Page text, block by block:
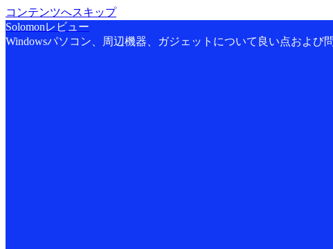
コンテンツへスキップ
Solomonレビュー
Windowsパソコン、周辺機器、ガジェットについて良い点および